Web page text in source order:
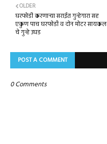
OLDER
घरफोडी करणाऱ्या सराईत गुन्हेगारा सह
एकुण पाच घरफोडी व दोन मोटर सायकल
चे गुन्हे उघड
POST A COMMENT
0 Comments